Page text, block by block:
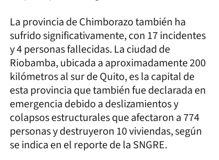
La provincia de Chimborazo también ha
sufrido significativamente, con 17 incidentes
y 4 personas fallecidas. La ciudad de
Riobamba, ubicada a aproximadamente 200
kilómetros al sur de Quito, es la capital de
esta provincia que también fue declarada en
emergencia debido a deslizamientos y
colapsos estructurales que afectaron a 774
personas y destruyeron 10 viviendas, según
se indica en el reporte de la SNGRE.